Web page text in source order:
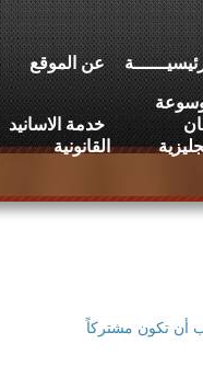
عن الموقع
خدمة الاسانيد
القانونية
أن تكون مشتركاً